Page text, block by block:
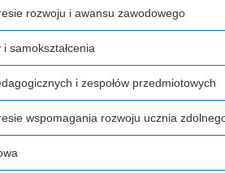
rozwoju i awansu zawodowego
samokształcenia
i zespołów przedmiotowych
wspomagania rozwoju ucznia